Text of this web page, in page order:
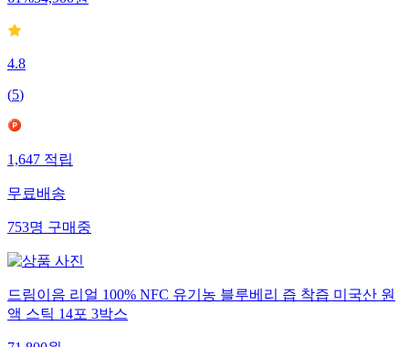
61%54,900원
4.8
(5)
1,647적립
무료배송
753명구매중
드림이음 리얼 100% NFC 유기농 블루베리 즙 착즙 미국산 원
액 스틱 14포 3박스